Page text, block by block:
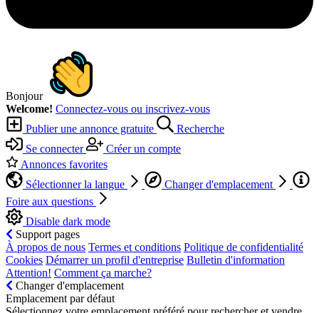
Bonjour
Welcome! Connectez-vous ou inscrivez-vous
Publier une annonce gratuite
Recherche
Se connecter
Créer un compte
Annonces favorites
Sélectionner la langue
Changer d'emplacement
Foire aux questions
Disable dark mode
Support pages
À propos de nous Termes et conditions Politique de confidentialité
Cookies Démarrer un profil d'entreprise Bulletin d'information
Attention! Comment ça marche?
Changer d'emplacement
Emplacement par défaut